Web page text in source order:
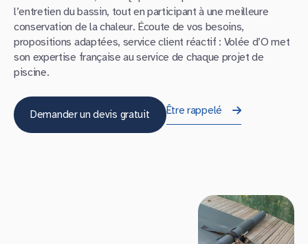
l’entretien du bassin, tout en participant à une meilleure
conservation de la chaleur. Écoute de vos besoins,
propositions adaptées, service client réactif : Volée d’O met
son expertise française au service de chaque projet de
piscine.
Demander un devis gratuit Être rappelé